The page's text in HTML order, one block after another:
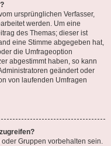
ursprünglichen Verfasser,
werden. Um eine
des Themas; dieser ist
eine Stimme abgegeben hat,
die Umfrageoption
abgestimmt haben, so kann
geändert oder
von laufenden Umfragen
Gruppen vorbehalten sein.